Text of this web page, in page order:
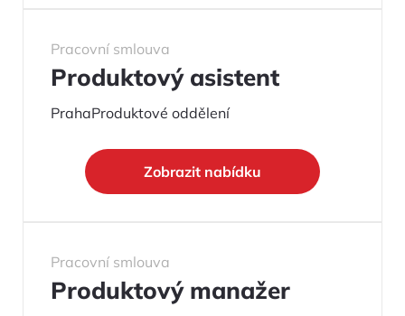
Pracovní smlouva
Produktový asistent
PrahaProduktové oddělení
Zobrazit nabídku
Pracovní smlouva
Produktový manažer